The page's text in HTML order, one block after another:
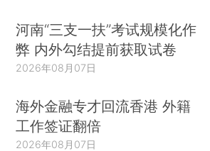
河南“三支一扶”考试规模化作
弊 内外勾结提前获取试卷
2026年08月07日
海外金融专才回流香港 外籍
工作签证翻倍
2026年08月07日